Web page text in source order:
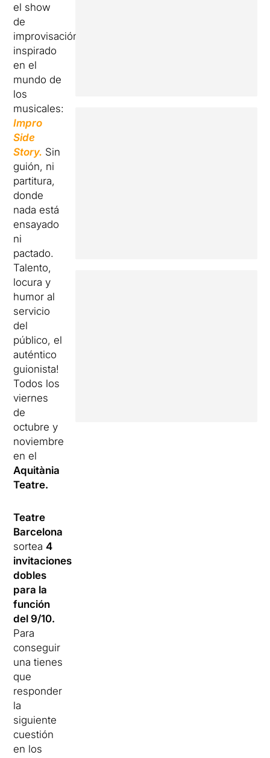
el show
de
improvisación
inspirado
en el
mundo de
los
musicales:
Impro
Side
Story. Sin
guión, ni
partitura,
donde
nada está
ensayado
ni
pactado.
Talento,
locura y
humor al
servicio
del
público, el
auténtico
guionista!
Todos los
viernes
de
octubre y
noviembre
en el
Aquitània
Teatre.
Teatre
Barcelona
sortea4
invitaciones
dobles
para la
función
del 9/10.
Para
conseguir
una tienes
que
responder
la
siguiente
cuestión
en los